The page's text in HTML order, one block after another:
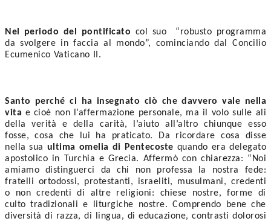
Nel periodo del pontificato col suo  “robusto programma
da svolgere in faccia al mondo”, cominciando dal Concilio
Ecumenico Vaticano II.
Santo perché ci ha insegnato ciò che davvero vale nella
vita e cioè non l’affermazione personale, ma il volo sulle ali
della verità e della carità, l’aiuto all’altro chiunque esso
fosse, cosa che lui ha praticato. Da ricordare cosa disse
nella sua ultima omelia di Pentecoste quando era delegato
apostolico in Turchia e Grecia. Affermò con chiarezza: “Noi
amiamo distinguerci da chi non professa la nostra fede:
fratelli ortodossi, protestanti, israeliti, musulmani, credenti
o non credenti di altre religioni: chiese nostre, forme di
culto tradizionali e liturgiche nostre. Comprendo bene che
diversità di razza, di lingua, di educazione, contrasti dolorosi